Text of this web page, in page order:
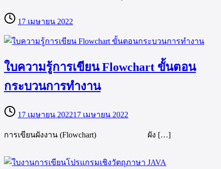
17 เมษายน 2022
ใบความรู้การเขียน Flowchart ขั้นตอน
กระบวนการทำงาน
17 เมษายน 202217 เมษายน 2022
การเขียนผังงาน (Flowchart) ผัง […]